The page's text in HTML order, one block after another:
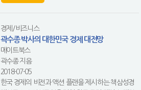
경제/비즈니스
곽수종 박사의 대한민국 경제 대전망
메이트북스
곽수종 지음
2018-07-05
한국 경제의 비전과 액션 플랜을 제시하는 책삼성경